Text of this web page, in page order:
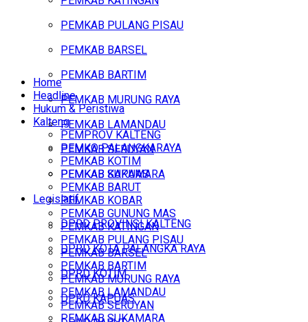
PEMKAB PULANG PISAU
PEMKAB BARSEL
PEMKAB BARTIM
PEMKAB MURUNG RAYA
PEMKAB LAMANDAU
PEMKAB SERUYAN
PEMKAB SUKAMARA
Legislatif
DPRD PROVINSI KALTENG
DPRD KOTA PALANGKA RAYA
DPRD KOTIM
DPRD KAPUAS
Home
Headline
Hukum & Peristiwa
Kalteng
PEMPROV KALTENG
PEMKO PALANGKARAYA
PEMKAB KOTIM
PEMKAB KAPUAS
PEMKAB BARUT
PEMKAB KOBAR
PEMKAB GUNUNG MAS
PEMKAB KATINGAN
PEMKAB PULANG PISAU
PEMKAB BARSEL
PEMKAB BARTIM
PEMKAB MURUNG RAYA
PEMKAB LAMANDAU
PEMKAB SERUYAN
PEMKAB SUKAMARA